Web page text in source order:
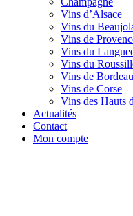
Vins d’Alsace
Vins du
Vins de
Vins du
Vins du
Vins de
Vins de Corse
Vins des Hauts
Actualités
Contact
Mon compte